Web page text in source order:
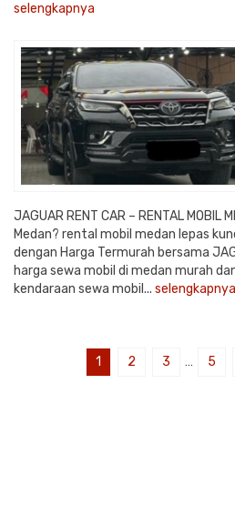
selengkapnya
JAGUAR RENT CAR – RENTAL MOBIL
Medan? rental mobil medan lepas
dengan Harga Termurah bersama
harga sewa mobil di medan murah
kendaraan sewa mobil... selengkapnya
1 2 3 … 5